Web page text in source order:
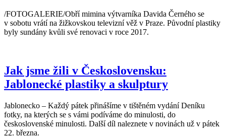
/FOTOGALERIE/Obří mimina výtvarníka Davida Černého se
v sobotu vrátí na žižkovskou televizní věž v Praze. Původní plastiky
byly sundány kvůli své renovaci v roce 2017.
Jak jsme žili v Československu:
Jablonecké plastiky a skulptury
Jablonecko – Každý pátek přinášíme v tištěném vydání Deníku
fotky, na kterých se s vámi podíváme do minulosti, do
československé minulosti. Další díl naleznete v novinách už v pátek
22. března.